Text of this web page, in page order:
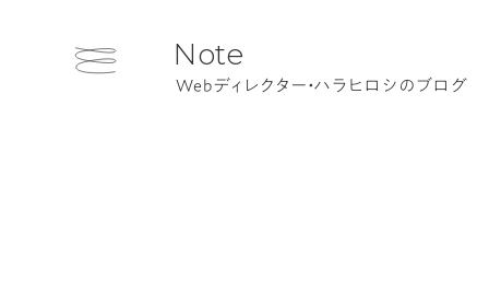
Note
Webディレクター・ハラヒロシのブログ